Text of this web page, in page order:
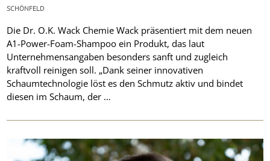
Die Dr. O.K. Wack Chemie Wack präsentiert mit dem neuen
A1-Power-Foam-Shampoo ein Produkt, das laut
Unternehmensangaben besonders sanft und zugleich
kraftvoll reinigen soll. „Dank seiner innovativen
Schaumtechnologie löst es den Schmutz aktiv und bindet
diesen im Schaum, der …
SCHÖNFELD